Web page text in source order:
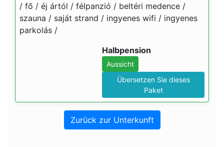
/ fő / éj ártól / félpanzió / beltéri medence /
szauna / saját strand / ingyenes wifi / ingyenes
parkolás /
Halbpension
Aussicht
Übersetzen Sie dieses
Paket
Zurück zur Unterkunft